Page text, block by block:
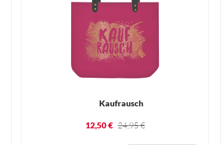
Kaufrausch
12,50 € 24,95 €